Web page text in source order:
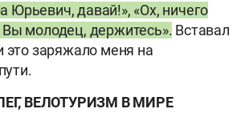
Юрьевич, давай!», «Ох, ничего
Вы молодец, держитесь». Вставал
это заряжало меня на
ВЕЛОТУРИЗМ В МИРЕ